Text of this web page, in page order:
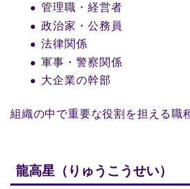
管理職・経営者
政治家・公務員
法律関係
軍事・警察関係
大企業の幹部
組織の中で重要な役割を担える職
龍高星（りゅうこうせい）